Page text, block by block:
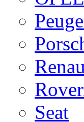
Seat